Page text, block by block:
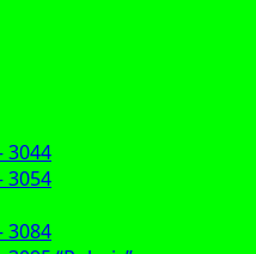
3044
3054
3084